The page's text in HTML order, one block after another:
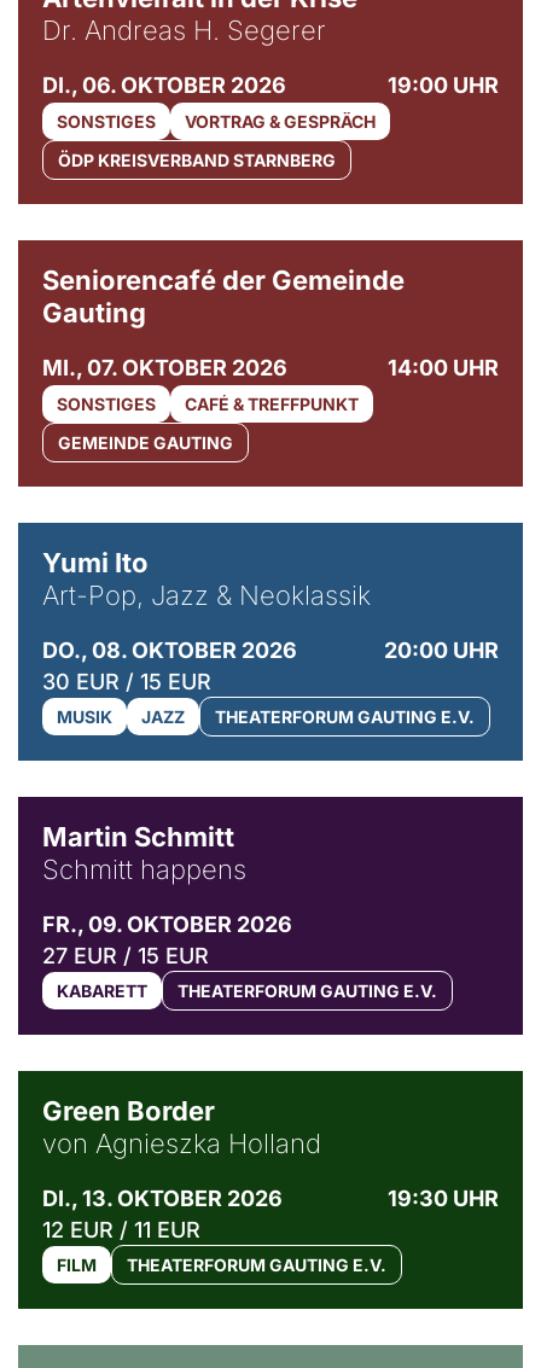
Dr. Andreas H. Segerer
DI., 06. OKTOBER 2026 19:00 UHR
SONSTIGES
VORTRAG & GESPRÄCH
ÖDP KREISVERBAND STARNBERG
Seniorencafé der Gemeinde
Gauting
MI., 07. OKTOBER 2026 14:00 UHR
SONSTIGES
CAFÉ & TREFFPUNKT
GEMEINDE GAUTING
Yumi Ito
Art-Pop, Jazz & Neoklassik
DO., 08. OKTOBER 2026
20:00 UHR
30 EUR / 15 EUR
MUSIK JAZZ THEATERFORUM GAUTING E.V.
Martin Schmitt
Schmitt happens
FR., 09. OKTOBER 2026
27 EUR / 15 EUR
KABARETT THEATERFORUM GAUTING E.V.
Green Border
von Agnieszka Holland
DI., 13. OKTOBER 2026
19:30 UHR
12 EUR / 11 EUR
FILM THEATERFORUM GAUTING E.V.